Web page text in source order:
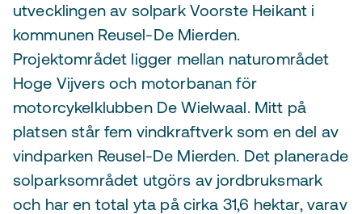
utvecklingen av solpark Voorste Heikant i
kommunen Reusel-De Mierden.
Projektområdet ligger mellan naturområdet
Hoge Vijvers och motorbanan för
motorcykelklubben De Wielwaal. Mitt på
platsen står fem vindkraftverk som en del av
vindparken Reusel-De Mierden. Det planerade
solparksområdet utgörs av jordbruksmark
och har en total yta på cirka 31,6 hektar, varav